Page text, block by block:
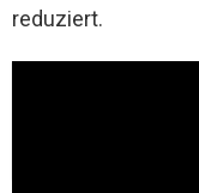
reduziert.